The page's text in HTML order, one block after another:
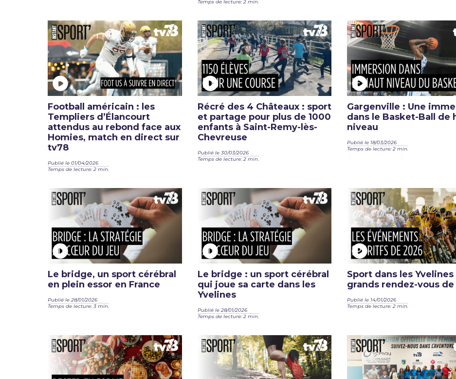
Temps de lecture: 2 min.
Football américain : les
Templiers d’Élancourt
attendus au rebond face aux
Homies, match en direct sur
tv78
Publié le 01/04/2026
Temps de lecture: 2 min.
Récré des 4 Châteaux : sport
et partage pour plus de 1000
enfants à Saint-Remy-lès-
Chevreuse
Publié le 30/03/2026
Temps de lecture: 2 min.
Gargenville : Une
dans le Basket-Ball de
niveau
Publié le 18/03/2026
Temps de lecture: 2 min.
Le bridge, un sport cérébral
en plein essor en France
Publié le 28/01/2026
Temps de lecture: 3 min.
Le bridge : un sport cérébral
qui joue sa carte dans les
Yvelines
Publié le 28/01/2026
Temps de lecture: 2 min.
Sport dans les Yvelines
grands rendez-vous
Publié le 14/01/2026
Temps de lecture: 2 min.